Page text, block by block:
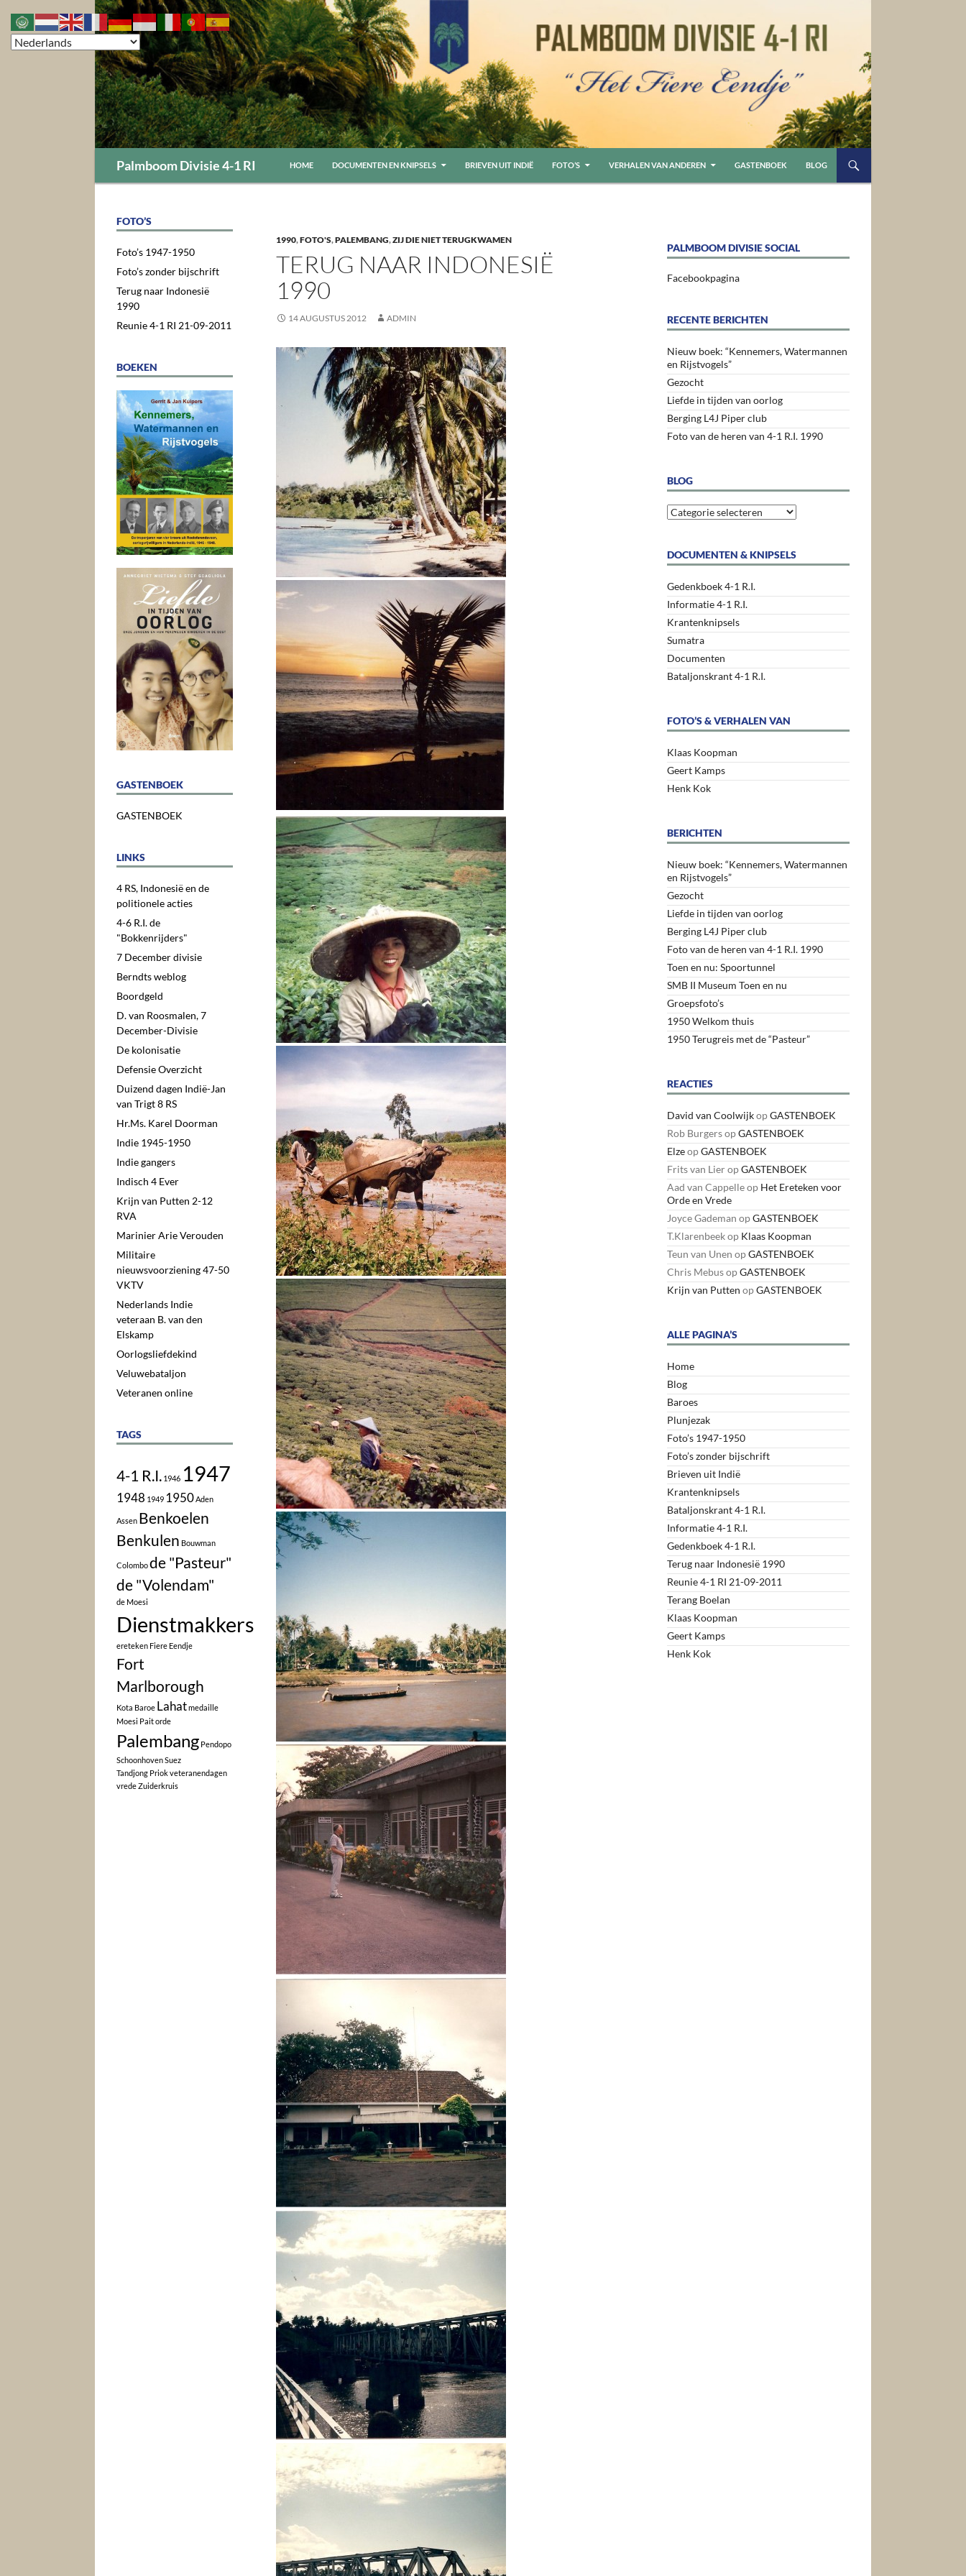
Palmboom Divisie 4-1 RI
HOME
DOCUMENTEN EN KNIPSELS BRIEVEN UIT INDIË FOTO’S VERHALEN VAN ANDEREN GASTENBOEK BLOG
1990,FOTO'S,PALEMBANG,ZIJ DIE NIET TERUGKWAMEN
TERUG NAAR INDONESIË
1990
14 AUGUSTUS 2012 ADMIN
PALMBOOM DIVISIE SOCIAL
Facebookpagina
RECENTE BERICHTEN
Nieuw boek: “Kennemers, Watermannen
en Rijstvogels”
Gezocht
Liefde in tijden van oorlog
Berging L4J Piper club
Foto van de heren van 4-1 R.I. 1990
BLOG
Blog
DOCUMENTEN & KNIPSELS
Gedenkboek 4-1 R.I.
Informatie 4-1 R.I.
Krantenknipsels
Sumatra
Documenten
Bataljonskrant 4-1 R.I.
FOTO’S & VERHALEN VAN
Klaas Koopman
Geert Kamps
Henk Kok
BERICHTEN
Nieuw boek: “Kennemers, Watermannen
en Rijstvogels”
Gezocht
Liefde in tijden van oorlog
Berging L4J Piper club
Foto van de heren van 4-1 R.I. 1990
Toen en nu: Spoortunnel
SMB II Museum Toen en nu
Groepsfoto’s
1950 Welkom thuis
1950 Terugreis met de “Pasteur”
REACTIES
David van CoolwijkopGASTENBOEK
Rob BurgersopGASTENBOEK
ElzeopGASTENBOEK
Frits van LieropGASTENBOEK
Aad van Cappelleop Het Ereteken voor
Orde en Vrede
Joyce Gademan opGASTENBOEK
T.Klarenbeekop Klaas Koopman
Teun van Unen opGASTENBOEK
Chris MebusopGASTENBOEK
Krijn van Putten opGASTENBOEK
ALLE PAGINA’S
Home
Blog
Baroes
Plunjezak
Foto’s 1947-1950
Foto’s zonder bijschrift
Brieven uit Indië
Krantenknipsels
Bataljonskrant 4-1 R.I.
Informatie 4-1 R.I.
Gedenkboek 4-1 R.I.
Terug naar Indonesië 1990
Reunie 4-1 RI 21-09-2011
Terang Boelan
Klaas Koopman
Geert Kamps
Henk Kok
"Het Fiere Eendje"
FOTO’S
Foto’s 1947-1950
Foto’s zonder bijschrift
Terug naar Indonesië
1990
Reunie 4-1 RI 21-09-2011
BOEKEN
GASTENBOEK
GASTENBOEK
LINKS
4 RS, Indonesië en de
politionele acties
4-6 R.I. de
"Bokkenrijders"
7 December divisie
Berndts weblog
Boordgeld
D. van Roosmalen, 7
December-Divisie
De kolonisatie
Defensie Overzicht
Duizend dagen Indië-Jan
van Trigt 8 RS
Hr.Ms. Karel Doorman
Indie 1945-1950
Indie gangers
Indisch 4 Ever
Krijn van Putten 2-12
RVA
Marinier Arie Verouden
Militaire
nieuwsvoorziening 47-50
VKTV
Nederlands Indie
veteraan B. van den
Elskamp
Oorlogsliefdekind
Veluwebataljon
Veteranen online
TAGS
4-1 R.I. 1946 1947
1948 1949 1950Aden
Assen Benkoelen
Benkulen Bouwman
Colombode "Pasteur"
de "Volendam"
de Moesi
Dienstmakkers
ereteken Fiere Eendje
Fort
Marlborough
Kota Baroe Lahatmedaille
Moesi Paitorde
Palembang Pendopo
SchoonhovenSuez
Tandjong Priokveteranendagen
vredeZuiderkruis